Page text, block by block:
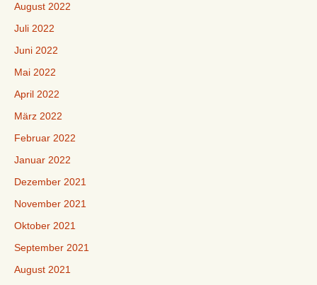
August 2022
Juli 2022
Juni 2022
Mai 2022
April 2022
März 2022
Februar 2022
Januar 2022
Dezember 2021
November 2021
Oktober 2021
September 2021
August 2021